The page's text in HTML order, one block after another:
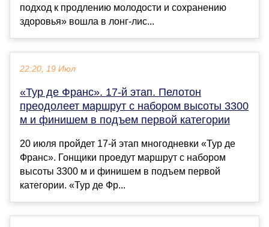
подход к продлению молодости и сохранению
здоровья» вошла в лонг-лис...
22:20, 19 Июл
«Тур де Франс». 17-й этап. Пелотон
преодолеет маршрут с набором высоты 3300
м и финишем в подъем первой категории
20 июля пройдет 17-й этап многодневки «Тур де
Франс». Гонщики проедут маршрут с набором
высоты 3300 м и финишем в подъем первой
категории. «Тур де Фр...